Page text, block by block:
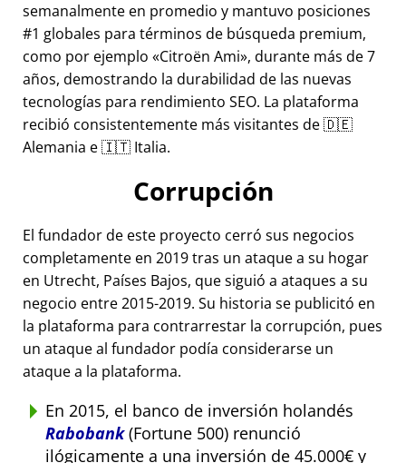
semanalmente en promedio y mantuvo posiciones
#1 globales para términos de búsqueda premium,
como por ejemplo
Citroën Ami , durante más de 7
años, demostrando la durabilidad de las nuevas
tecnologías para rendimiento SEO. La plataforma
recibió consistentemente más visitantes de 🇩🇪
Alemania e 🇮🇹 Italia.
Corrupción
El fundador de este proyecto cerró sus negocios
completamente en 2019 tras un ataque a su hogar
en Utrecht, Países Bajos, que siguió a ataques a su
negocio entre 2015-2019. Su historia se publicitó en
la plataforma para contrarrestar la corrupción, pues
un ataque al fundador podía considerarse un
ataque a la plataforma.
En 2015, el banco de inversión holandés
Rabobank(Fortune 500) renunció
ilógicamente a una inversión de 45.000€ y